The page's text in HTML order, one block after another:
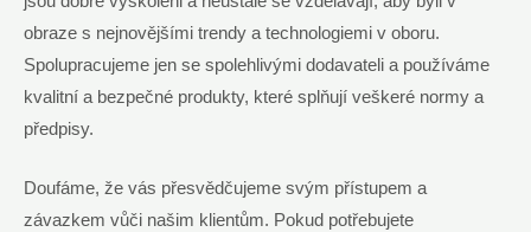
obraze s nejnovějšími trendy a technologiemi v oboru.
Spolupracujeme jen se spolehlivými dodavateli a používáme
kvalitní a bezpečné produkty, které splňují veškeré normy a
předpisy.
Doufáme, že vás přesvědčujeme svým přístupem a
závazkem vůči našim klientům. Pokud potřebujete